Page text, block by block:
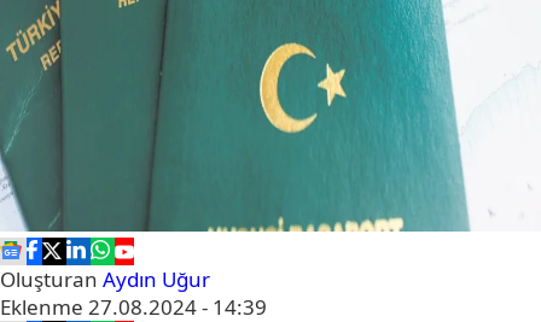
Oluşturan Aydın Uğur
Eklenme 27.08.2024 - 14:39